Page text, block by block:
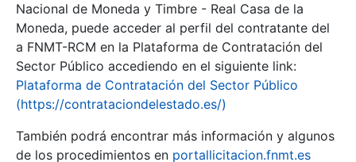
Nacional de Moneda y Timbre - Real Casa de la
Moneda, puede acceder al perfil del contratante del
a FNMT-RCM en la Plataforma de Contratación del
Sector Público accediendo en el siguiente link:
Plataforma de Contratación del Sector Público
(https://contrataciondelestado.es/)
También podrá encontrar más información y algunos
de los procedimientos en portallicitacion.fnmt.es